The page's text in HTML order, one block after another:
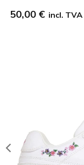
50,00 € incl. TVA